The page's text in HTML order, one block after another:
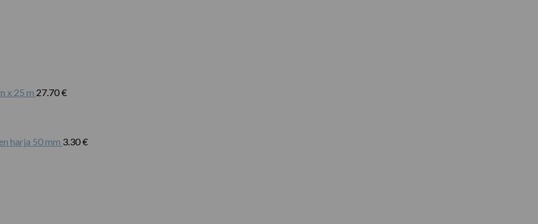
x 25 m 27.70€
harja 50 mm 3.30€